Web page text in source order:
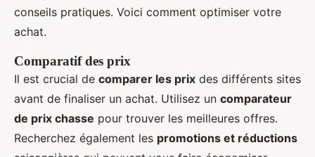
conseils pratiques. Voici comment optimiser votre
achat.
Comparatif des prix
Il est crucial de comparer les prix des différents sites
avant de finaliser un achat. Utilisez un comparateur
de prix chasse pour trouver les meilleures offres.
Recherchez également les promotions et réductions